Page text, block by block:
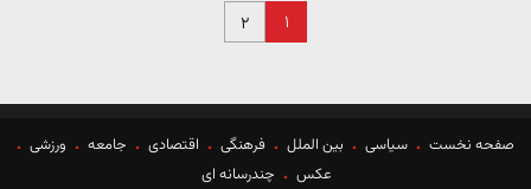
۱ ۲
صفحه نخست سیاسی بین الملل فرهنگی اقتصادی جامعه
ورزشی
عکس
چندرسانه ای